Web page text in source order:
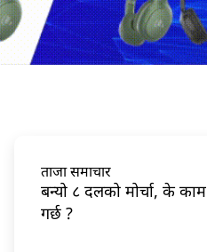
ताजा समाचार
बन्यो ८ दलको मोर्चा, के काम
गर्छ ?